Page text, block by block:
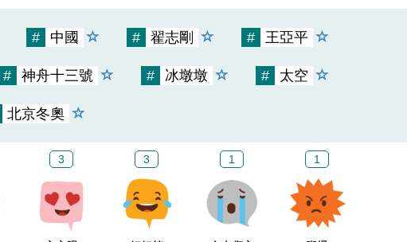
# 中國 # 翟志剛 # 王亞平
# 神舟十三號 # 冰墩墩 # 太空
北京冬奧
3 3 1 1